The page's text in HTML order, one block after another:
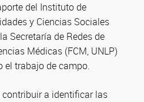
del Instituto de
y Ciencias Sociales
Secretaría de Redes de
Médicas (FCM, UNLP)
el trabajo de campo.
a identificar las